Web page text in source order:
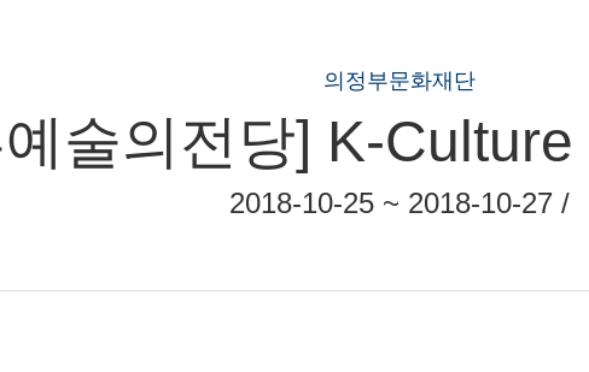
의정부문화재단
술의전당] K-
2018-10-25 ~ 2018-10-27 /